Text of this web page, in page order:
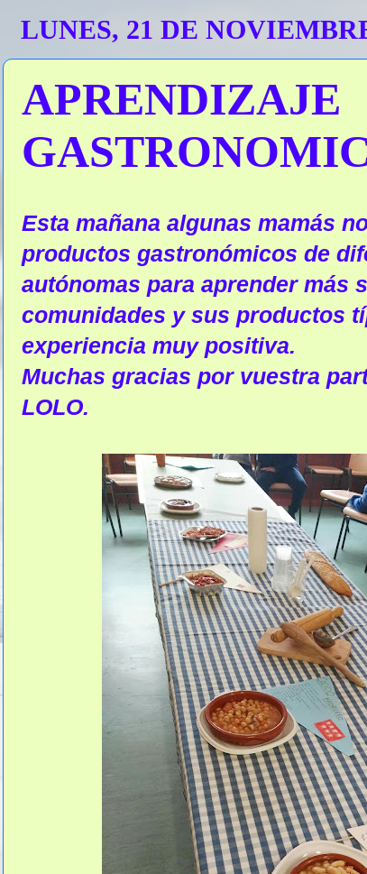
LUNES, 21 DE
APRENDIZAJE
Esta mañana algunas mamás
productos gastronómicos de
autónomas para aprender más
comunidades y sus productos
experiencia muy positiva.
Muchas gracias por vuestra
LOLO.